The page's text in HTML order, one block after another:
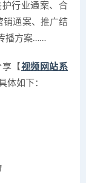
行业通案、合
销通案、推广结
播方案……
【 视频网站系
体如下：